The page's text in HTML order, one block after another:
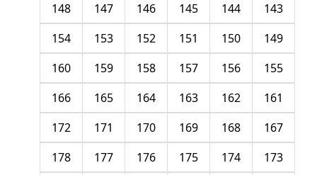
143
144
145
146
147
148
149
150
151
152
153
154
155
156
157
158
159
160
161
162
163
164
165
166
167
168
169
170
171
172
173
174
175
176
177
178